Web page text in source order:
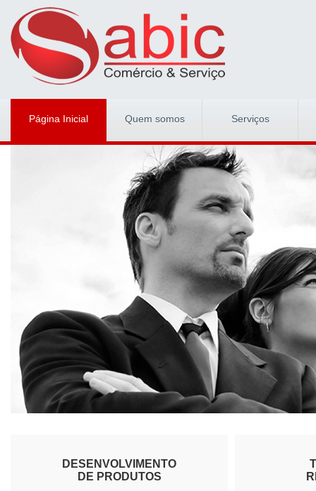
Página Inicial Quem somos Serviços
DESENVOLVIMENTO
DE PRODUTOS